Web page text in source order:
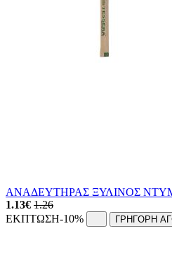
ΑΝΑΔΕΥΤΗΡΑΣ ΞΥΛΙΝΟΣ
1.13€ 1.26
ΕΚΠΤΩΣΗ-10% ΓΡΗΓΟΡΗ